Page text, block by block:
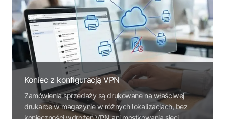
Koniec z konfiguracją VPN
Zamówienia sprzedaży są drukowane na właściwej
drukarce w magazynie w różnych lokalizacjach, bez